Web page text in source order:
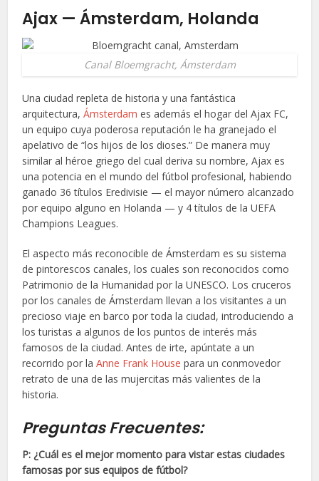
Ajax — Ámsterdam, Holanda
Canal Bloemgracht, Ámsterdam
Una ciudad repleta de historia y una fantástica
arquitectura,Ámsterdam es además el hogar del Ajax FC,
un equipo cuya poderosa reputación le ha granejado el
apelativo de “los hijos de los dioses.” De manera muy
similar al héroe griego del cual deriva su nombre, Ajax es
una potencia en el mundo del fútbol profesional, habiendo
ganado 36 títulos Eredivisie — el mayor número alcanzado
por equipo alguno en Holanda — y 4 títulos de la UEFA
Champions Leagues.
El aspecto más reconocible de Ámsterdam es su sistema
de pintorescos canales, los cuales son reconocidos como
Patrimonio de la Humanidad por la UNESCO. Los cruceros
por los canales de Ámsterdam llevan a los visitantes a un
precioso viaje en barco por toda la ciudad, introduciendo a
los turistas a algunos de los puntos de interés más
famosos de la ciudad. Antes de irte, apúntate a un
recorrido por laAnne Frank House para un conmovedor
retrato de una de las mujercitas más valientes de la
historia.
Preguntas Frecuentes:
P: ¿Cuál es el mejor momento para vistar estas ciudades
famosas por sus equipos de fútbol?